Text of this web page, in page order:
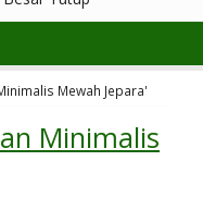
Mewah Jepara'
Minimalis